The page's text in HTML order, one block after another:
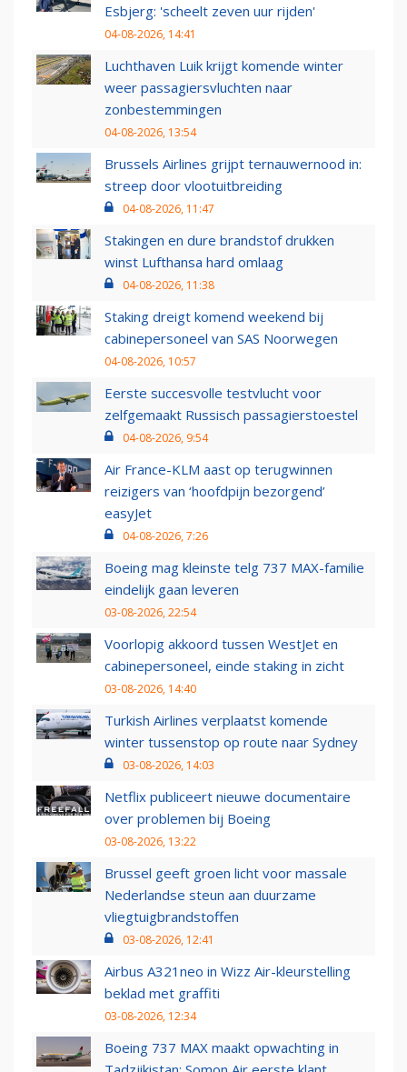
Esbjerg: 'scheelt zeven uur rijden'
04-08-2026, 14:41
Luchthaven Luik krijgt komende winter
weer passagiersvluchten naar
zonbestemmingen
04-08-2026, 13:54
Brussels Airlines grijpt ternauwernood in:
streep door vlootuitbreiding
04-08-2026, 11:47
Stakingen en dure brandstof drukken
winst Lufthansa hard omlaag
04-08-2026, 11:38
Staking dreigt komend weekend bij
cabinepersoneel van SAS Noorwegen
04-08-2026, 10:57
Eerste succesvolle testvlucht voor
zelfgemaakt Russisch passagierstoestel
04-08-2026, 9:54
Air France-KLM aast op terugwinnen
reizigers van ‘hoofdpijn bezorgend’
easyJet
04-08-2026, 7:26
Boeing mag kleinste telg 737 MAX-familie
eindelijk gaan leveren
03-08-2026, 22:54
Voorlopig akkoord tussen WestJet en
cabinepersoneel, einde staking in zicht
03-08-2026, 14:40
Turkish Airlines verplaatst komende
winter tussenstop op route naar Sydney
03-08-2026, 14:03
Netflix publiceert nieuwe documentaire
over problemen bij Boeing
03-08-2026, 13:22
Brussel geeft groen licht voor massale
Nederlandse steun aan duurzame
vliegtuigbrandstoffen
03-08-2026, 12:41
Airbus A321neo in Wizz Air-kleurstelling
beklad met graffiti
03-08-2026, 12:34
Boeing 737 MAX maakt opwachting in